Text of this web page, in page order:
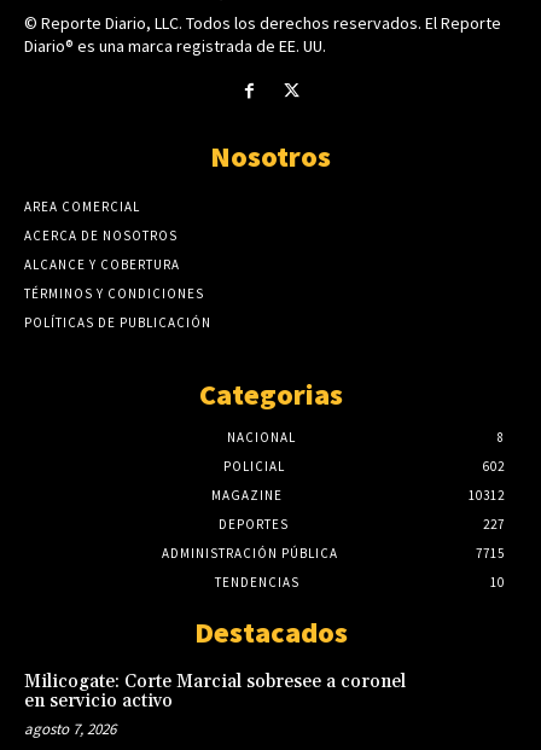
© Reporte Diario, LLC. Todos los derechos reservados. El Reporte
Diario® es una marca registrada de EE. UU.
Nosotros
AREA COMERCIAL
ACERCA DE NOSOTROS
ALCANCE Y COBERTURA
TÉRMINOS Y CONDICIONES
POLÍTICAS DE PUBLICACIÓN
Categorias
NACIONAL
8
POLICIAL
602
MAGAZINE
10312
DEPORTES
227
ADMINISTRACIÓN PÚBLICA
7715
TENDENCIAS
10
Destacados
Milicogate: Corte Marcial sobresee a coronel
en servicio activo
agosto 7, 2026